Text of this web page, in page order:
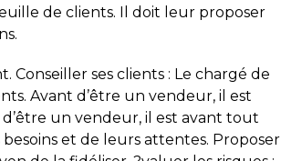
de clients. Il doit leur proposer
Conseiller ses clients : Le chargé de
Avant d’être un vendeur, il est
un vendeur, il est avant tout
et de leurs attentes. Proposer